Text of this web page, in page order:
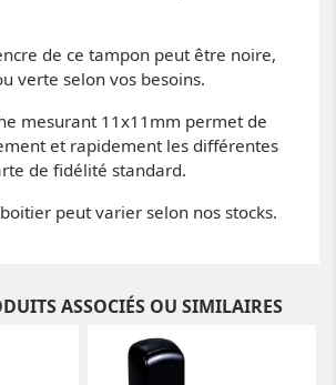
de ce tampon peut être noire,
verte selon vos besoins.
mesurant 11x11mm permet de
et rapidement les différentes
de fidélité standard.
peut varier selon nos stocks.
ASSOCIÉS OU SIMILAIRES